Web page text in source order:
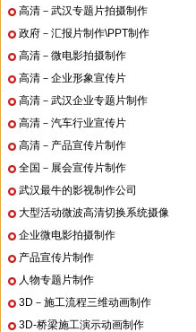
高清－武汉专题片拍摄制作
政府－汇报片制作\PPT制作
高清－微电影拍摄制作
高清－企业形象宣传片
高清－武汉企业专题片制作
高清－汽车行业宣传片
高清－产品宣传片制作
全国－展会宣传片制作
武汉最牛的影视制作公司
大型活动微波高清切换系统摄像
企业微电影拍摄制作
产品宣传片制作
人物专题片制作
3D－施工流程三维动画制作
3D-桥梁施工演示动画制作